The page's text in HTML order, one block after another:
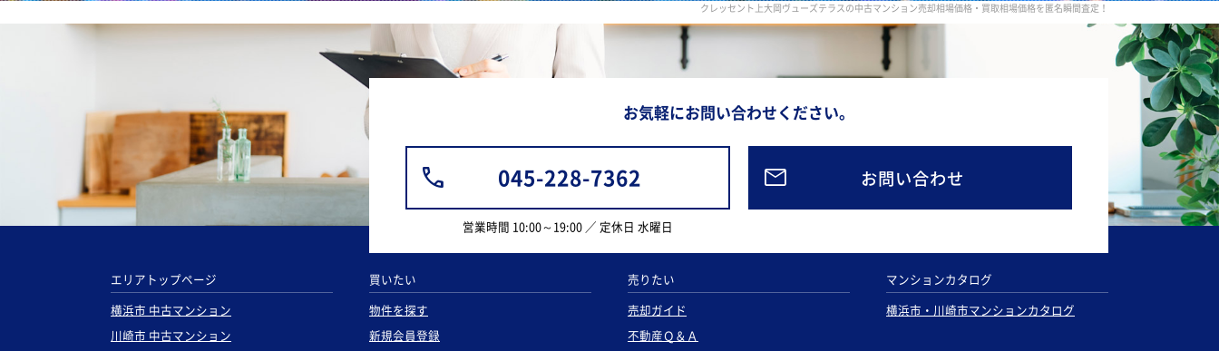
クレッセント上大岡ヴューズテラスの中古マンション売却相場価格・買取相場価格を匿名瞬間査定！
お気軽にお問い合わせください。
045-228-7362
営業時間 10:00～19:00 ／ 定休日 水曜日
お問い合わせ
エリアトップページ
横浜市 中古マンション
川崎市 中古マンション
買いたい
物件を探す
新規会員登録
売りたい
売却ガイド
不動産Ｑ＆Ａ
マンションカタログ
横浜市・川崎市マンションカタログ